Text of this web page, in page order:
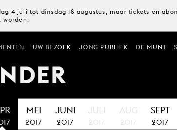
4 juli tot dinsdag 18 augustus, maar tickets en
worden.
UW BEZOEK JONG PUBLIEK DE MUNT
MEI
2017
JUNI
2017
JULI
2017
AUG
2017
SEPT
2017